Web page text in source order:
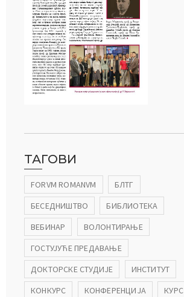
ТАГОВИ
FORVM ROMANVM
БЛТГ
БЕСЕДНИШТВО
БИБЛИОТЕКА
ВЕБИНАР
ВОЛОНТИРАЊЕ
ГОСТУЈУЋЕ ПРЕДАВАЊЕ
ДОКТОРСКЕ СТУДИЈЕ
ИНСТИТУТ
КОНКУРС
КОНФЕРЕНЦИЈА
КУРС